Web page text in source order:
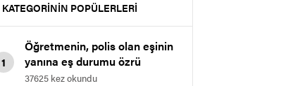
KATEGORİNİN POPÜLERLERİ
1
Öğretmenin, polis olan eşinin
yanına eş durumu özrü
nedeniyle il içi atamasına dair
37625 kez okundu